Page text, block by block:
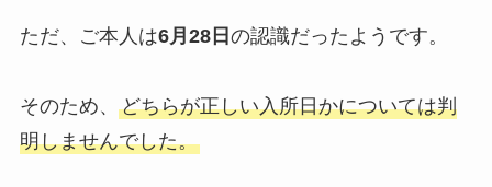
ジャニランドとジャニショの違い
は？行き方や予約方法は？オンラ
ただ、ご本人は6月28日 の認識だったようです。
そのため、 どちらが正しい入所日かについては判
明しませんでした。